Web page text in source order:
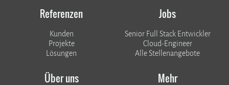
Referenzen
Kunden
​​​​​​​Projekte
Lösungen
Jobs
Senior Full Stack Entwickler
Cloud-Engineer
Alle Stellenangebote
Über uns Mehr